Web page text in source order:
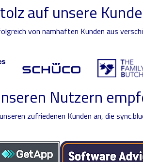
auf unsere
von namhaften Kunden aus
Nutzern
zufriedenen Kunden an, die